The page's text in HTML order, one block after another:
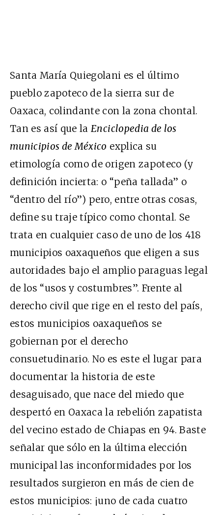
Santa María Quiegolani es el último
pueblo zapoteco de la sierra sur de
Oaxaca, colindante con la zona chontal.
Tan es así que laEnciclopedia de los
municipios de México explica su
etimología como de origen zapoteco (y
definición incierta: o “peña tallada” o
“dentro del río”) pero, entre otras cosas,
define su traje típico como chontal. Se
trata en cualquier caso de uno de los 418
municipios oaxaqueños que eligen a sus
autoridades bajo el amplio paraguas legal
de los “usos y costumbres”. Frente al
derecho civil que rige en el resto del país,
estos municipios oaxaqueños se
gobiernan por el derecho
consuetudinario. No es este el lugar para
documentar la historia de este
desaguisado, que nace del miedo que
despertó en Oaxaca la rebelión zapatista
del vecino estado de Chiapas en 94. Baste
señalar que sólo en la última elección
municipal las inconformidades por los
resultados surgieron en más de cien de
estos municipios: ¡uno de cada cuatro